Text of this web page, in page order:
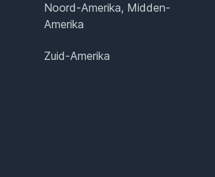
Noord-Amerika, Midden-
Amerika
Zuid-Amerika